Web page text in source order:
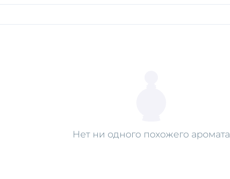
Нет ни одного похожего аромата